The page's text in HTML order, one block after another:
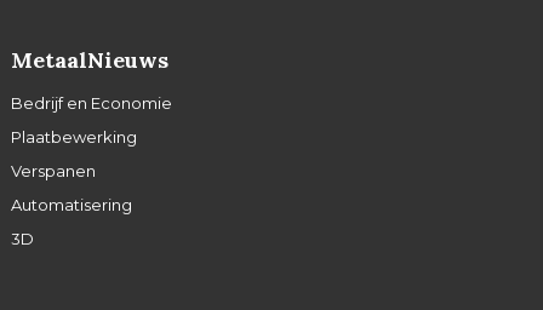
MetaalNieuws
Bedrijf en Economie
Plaatbewerking
Verspanen
Automatisering
3D